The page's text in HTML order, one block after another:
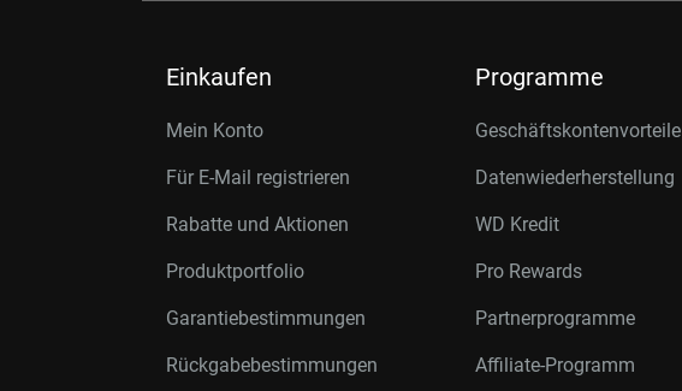
Einkaufen
Mein Konto
Für E-Mail registrieren
Rabatte und Aktionen
Produktportfolio
Garantiebestimmungen
Rückgabebestimmungen
Programme
Geschäftskontenvorteile
Datenwiederherstellung
WD Kredit
Pro Rewards
Partnerprogramme
Affiliate-Programm